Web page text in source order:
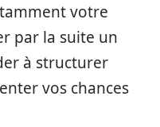
votre
par la suite un
à structurer
vos chances